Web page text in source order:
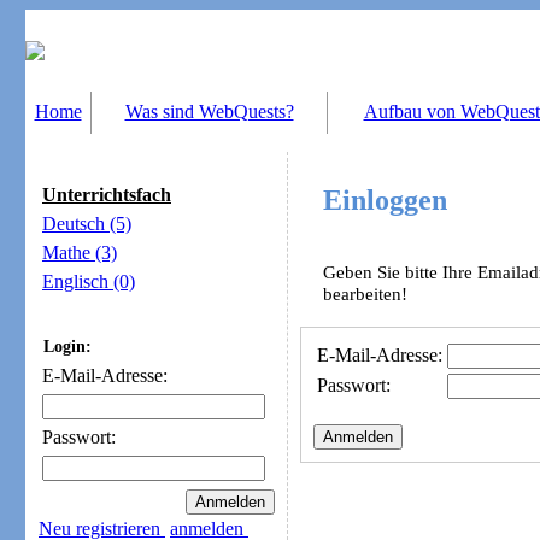
Home Was sind WebQuests? Aufbau von
Unterrichtsfach
Deutsch (5)
Mathe (3)
Englisch (0)
Login:
E-Mail-Adresse:
Passwort:
Neu registrieren anmelden
Einloggen
Geben Sie bitte Ihre
bearbeiten!
E-Mail-Adresse:
Passwort: